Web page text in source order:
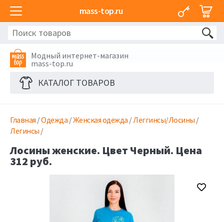
mass-top.ru
Модный интернет-магазин
mass-top.ru
КАТАЛОГ ТОВАРОВ
Главная /Одежда /Женская одежда /Леггинсы/Лосины /
Легинсы /
Лосины женские. Цвет Черный. Цена
312 руб.